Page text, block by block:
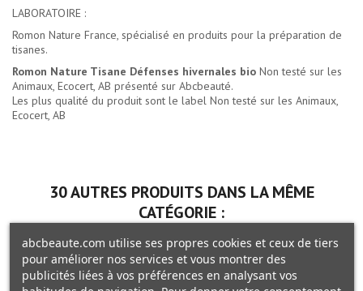
LABORATOIRE :
Romon Nature France, spécialisé en produits pour la préparation de
tisanes.
Romon Nature Tisane Défenses hivernales bio Non testé sur les
Animaux, Ecocert, AB présenté sur Abcbeauté.
Les plus qualité du produit sont le label Non testé sur les Animaux,
Ecocert, AB
30 AUTRES PRODUITS DANS LA MÊME
CATÉGORIE :
abcbeaute.com utilise ses propres cookies et ceux de tiers
pour améliorer nos services et vous montrer des
publicités liées à vos préférences en analysant vos